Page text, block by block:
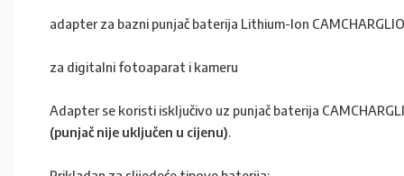
adapter za bazni punjač baterija Lithium-Ion
za digitalni fotoaparat i kameru
Adapter se koristi isključivo uz punjač baterija
(punjač nije uključen u cijenu).